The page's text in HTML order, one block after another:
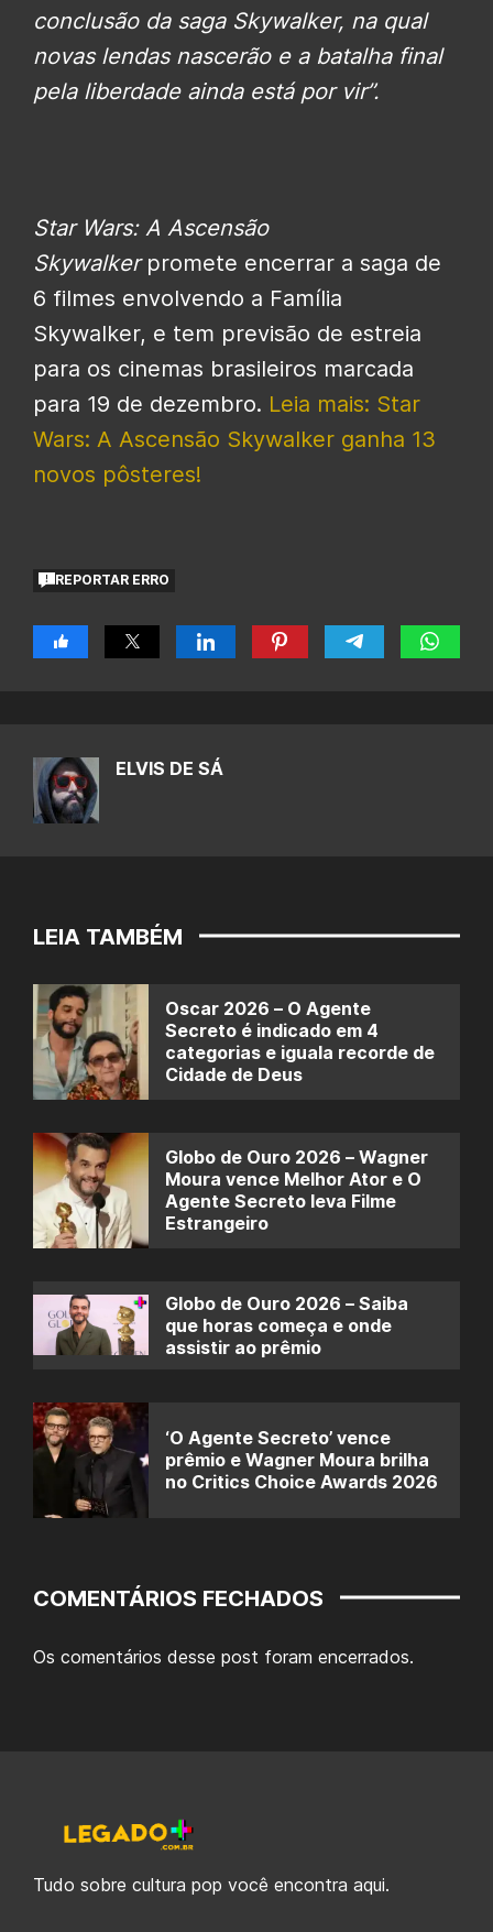
conclusão da saga Skywalker, na qual
novas lendas nascerão e a batalha final
pela liberdade ainda está por vir”.
Star Wars: A Ascensão
Skywalkerpromete encerrar a saga de
6 filmes envolvendo a Família
Skywalker, e tem previsão de estreia
para os cinemas brasileiros marcada
para 19 de dezembro. Leia mais: Star
Wars: A Ascensão Skywalker ganha 13
novos pôsteres!
REPORTAR ERRO
ELVIS DE SÁ
LEIA TAMBÉM
Oscar 2026 – O Agente
Secreto é indicado em 4
categorias e iguala recorde de
Cidade de Deus
Globo de Ouro 2026 – Wagner
Moura vence Melhor Ator e O
Agente Secreto leva Filme
Estrangeiro
Globo de Ouro 2026 – Saiba
que horas começa e onde
assistir ao prêmio
‘O Agente Secreto’ vence
prêmio e Wagner Moura brilha
no Critics Choice Awards 2026
COMENTÁRIOS FECHADOS
Os comentários desse post foram encerrados.
Tudo sobre cultura pop você encontra aqui.